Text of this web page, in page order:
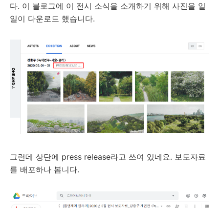
다. 이 블로그에 이 전시 소식을 소개하기 위해 사진을 일
일이 다운로드 했습니다.
그런데 상단에 press release라고 쓰여 있네요. 보도자료
를 배포하나 봅니다.